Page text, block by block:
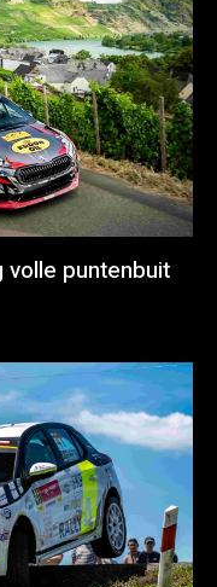
volle puntenbuit